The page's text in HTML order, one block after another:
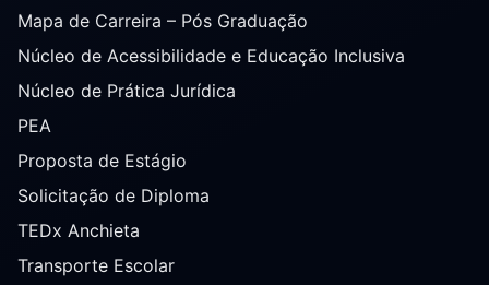
Mapa de Carreira – Pós Graduação
Núcleo de Acessibilidade e Educação Inclusiva
Núcleo de Prática Jurídica
PEA
Proposta de Estágio
Solicitação de Diploma
TEDx Anchieta
Transporte Escolar